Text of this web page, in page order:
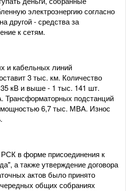
электроэнергию согласно
другой - средства за
к сетям.
и кабельных линий
3 тыс. км. Количество
кВ и выше - 1 тыс. 141 шт.
подстанций
6,7 тыс. МВА. Износ
в форме присоединения к
а также утверждение договора
актов было принято
общих собраниях